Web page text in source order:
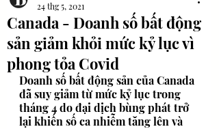
Canada - Doanh số bất động
sản giảm khỏi mức kỷ lục vì
phong tỏa Covid
24 thg 5, 2021
Doanh số bất động sản của Canada
đã suy giảm từ mức kỷ lục trong
tháng 4 do đại dịch bùng phát trở
lại khiến số ca nhiễm tăng lên và